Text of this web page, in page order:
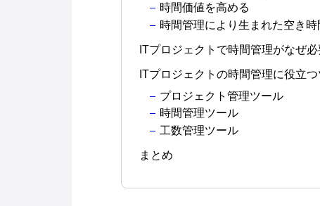
時間価値を高める
時間管理により生まれた空き
ITプロジェクトで時間管理がなぜ必
ITプロジェクトの時間管理に役立
プロジェクト管理ツール
時間管理ツール
工数管理ツール
まとめ